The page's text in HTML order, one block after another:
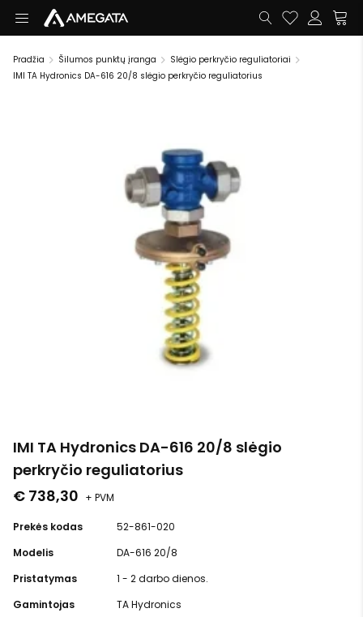
Pradžia Šilumos punktų įranga
Slėgio perkryčio reguliatoriai
IMI TA Hydronics DA-616 20/8 slėgio perkryčio reguliatorius
IMI TA Hydronics DA-616 20/8 slėgio
perkryčio reguliatorius
€ 738,30 + PVM
Prekės kodas
52-861-020
Modelis
DA-616 20/8
Pristatymas
1 - 2 darbo dienos.
Gamintojas
TA Hydronics